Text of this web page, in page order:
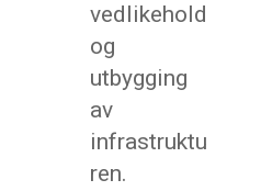
vedlikehold
og
utbygging
av
infrastruktu
ren.